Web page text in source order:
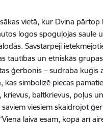
vietā, kur Dvina pārtop
logos spoguļojas saule
Savstarpēji
tautības un etniskās
ģerbonis – sudraba kuģis
kas simbolizē piecas
krievus, baltkrievus, poļus
saviem viesiem skaidrojot
laivā esam, kopā arī